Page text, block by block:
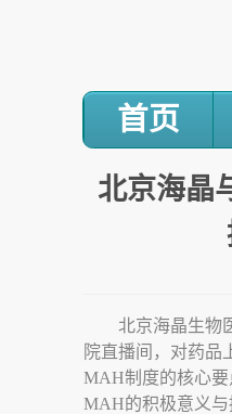
首页
北京海晶
北京海晶生物
院直播间，对药品
MAH制度的核心
MAH的积极意义